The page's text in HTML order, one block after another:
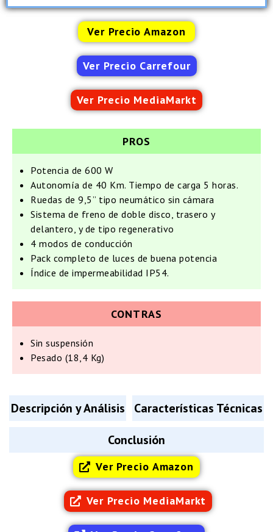
Ver Precio Amazon
Ver Precio Carrefour
Ver Precio MediaMarkt
PROS
Potencia de 600 W
Autonomía de 40 Km. Tiempo de carga 5 horas.
Ruedas de 9,5’’ tipo neumático sin cámara
Sistema de freno de doble disco, trasero y
delantero, y de tipo regenerativo
4 modos de conducción
Pack completo de luces de buena potencia
Índice de impermeabilidad IP54.
CONTRAS
Sin suspensión
Pesado (18,4 Kg)
Descripción y Análisis
Características Técnicas
Conclusión
Ver Precio Amazon
Ver Precio MediaMarkt